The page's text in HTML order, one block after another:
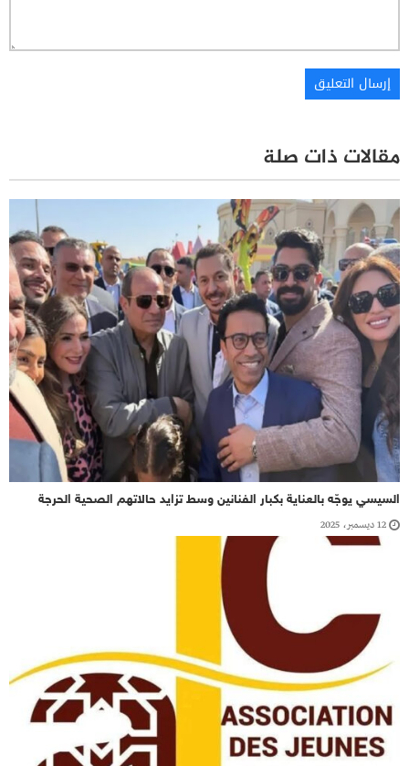
مقالات ذات صلة
السيسي يوجّه بالعناية بكبار الفنانين وسط تزايد حالاتهم الصحية الحرجة
12 ديسمبر، 2025